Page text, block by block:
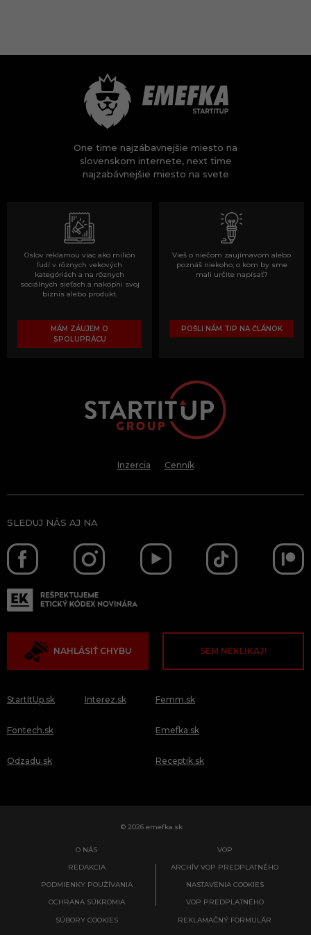
One time najzábavnejšie miesto na
slovenskom internete, next time
najzabávnejšie miesto na svete
Oslov reklamou viac ako milión
ľudí v rôznych vekových
kategóriách a na rôznych
sociálnych sieťach a nakopni svoj
biznis alebo produkt.
MÁM ZÁUJEM O
SPOLUPRÁCU
Vieš o niečom zaujímavom alebo
poznáš niekoho, o kom by sme
mali určite napísať?
POŠLI NÁM TIP NA ČLÁNOK
Inzercia Cenník
SLEDUJ NÁS AJ NA
NAHLÁSIŤ CHYBU SEM NEKLIKAJ!
StartItUp.sk
Fontech.sk
Odzadu.sk
Interez.sk Femm.sk
Emefka.sk
Receptik.sk
© 2026 emefka.sk
O NÁS
REDAKCIA
PODMIENKY POUŽÍVANIA
OCHRANA SÚKROMIA
SÚBORY COOKIES
VOP
ARCHÍV VOP PREDPLATNÉHO
NASTAVENIA COOKIES
VOP PREDPLATNÉHO
REKLAMAČNÝ FORMULÁR